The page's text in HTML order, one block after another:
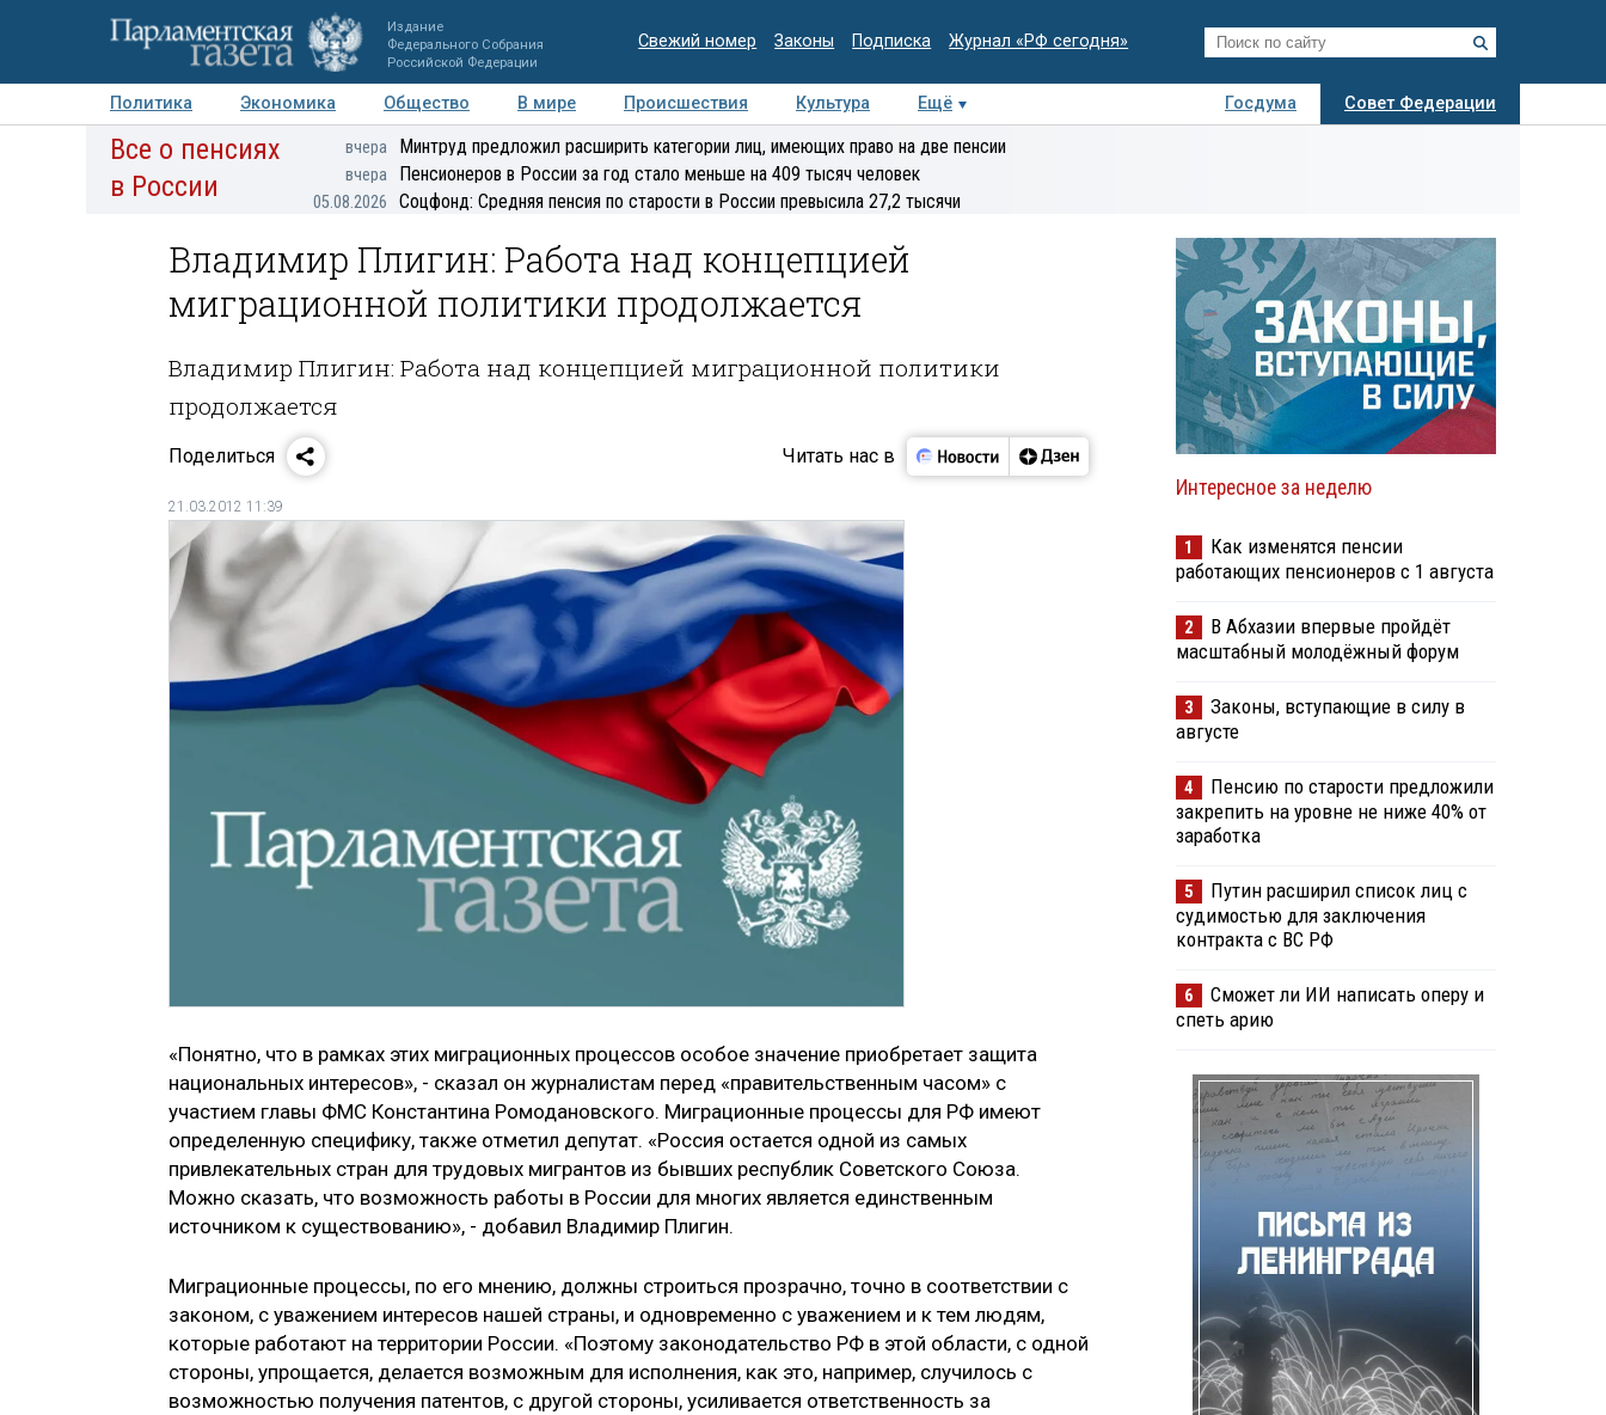
Издание
Федерального Собрания
Российской Федерации
Свежий номер Законы Подписка Журнал «РФ сегодня»
Политика Экономика Общество В мире Происшествия Культура Ещё Госдума
Совет Федерации
Авторы Персоны Мнения Регионы Медиацентр Интервью Колумнисты
Деловая
Все о пенсиях
в России
вчера Минтруд предложил расширить категории лиц, имеющих право на две пенсии
вчера Пенсионеров в России за год стало меньше на 409 тысяч человек
05.08.2026 Соцфонд: Средняя пенсия по старости в России превысила 27,2 тысячи
Владимир Плигин: Работа над концепцией
миграционной политики продолжается
Владимир Плигин: Работа над концепцией миграционной политики
продолжается
Поделиться Читать нас в
21.03.2012 11:39
«Понятно, что в рамках этих миграционных процессов особое значение приобретает защита
национальных интересов», - сказал он журналистам перед «правительственным часом» с
участием главы ФМС Константина Ромодановского. Миграционные процессы для РФ имеют
определенную специфику, также отметил депутат. «Россия остается одной из самых
привлекательных стран для трудовых мигрантов из бывших республик Советского Союза.
Можно сказать, что возможность работы в России для многих является единственным
источником к существованию», - добавил Владимир Плигин.
Миграционные процессы, по его мнению, должны строиться прозрачно, точно в соответствии с
законом, с уважением интересов нашей страны, и одновременно с уважением и к тем людям,
которые работают на территории России. «Поэтому законодательство РФ в этой области, с одной
стороны, упрощается, делается возможным для исполнения, как это, например, случилось с
возможностью получения патентов, с другой стороны, усиливается ответственность за
Интересное за неделю
1
Как изменятся пенсии
работающих пенсионеров с 1 августа
2
В Абхазии впервые пройдёт
масштабный молодёжный форум
3
Законы, вступающие в силу в
августе
4
Пенсию по старости предложили
закрепить на уровне не ниже 40% от
заработка
5
Путин расширил список лиц с
судимостью для заключения
контракта с ВС РФ
6
Сможет ли ИИ написать оперу и
спеть арию